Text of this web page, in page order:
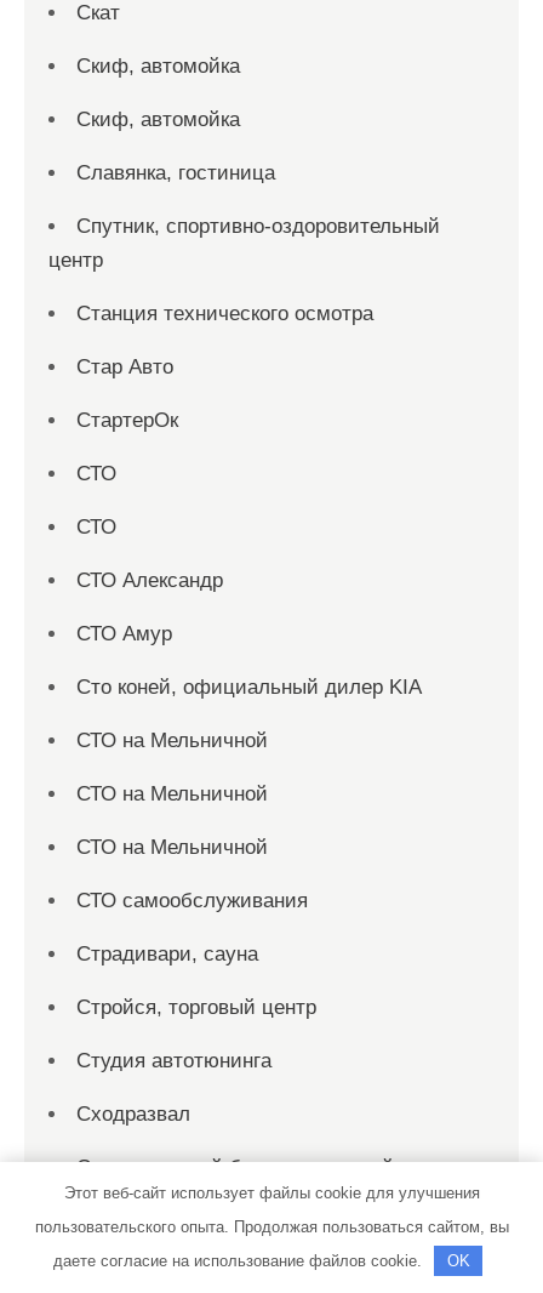
Скат
Скиф, автомойка
Скиф, автомойка
Славянка, гостиница
Спутник, спортивно-оздоровительный
центр
Станция технического осмотра
Стар Авто
СтартерОк
СТО
СТО
СТО Александр
СТО Амур
Сто коней, официальный дилер KIA
СТО на Мельничной
СТО на Мельничной
СТО на Мельничной
СТО самообслуживания
Страдивари, сауна
Стройся, торговый центр
Студия автотюнинга
Сходразвал
Сыктывкарский банно-прачечный трест,
Баня №8
ТеплоДвери, сеть салонов эксклюзивных
Этот веб-сайт использует файлы cookie для улучшения
пользовательского опыта. Продолжая пользоваться сайтом, вы
даете согласие на использование файлов cookie.
OK